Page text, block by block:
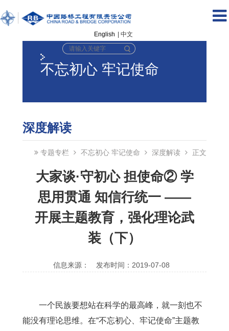
English | 中文
不忘初心 牢记使命
深度解读
专题专栏 不忘初心 牢记使命 深度解读 正文
大家谈·守初心 担使命② 学
思用贯通 知信行统一 ——
开展主题教育，强化理论武
装（下）
信息来源： 发布时间：2019-07-08
一个民族要想站在科学的最高峰，就一刻也不
能没有理论思维。在“不忘初心、牢记使命”主题教